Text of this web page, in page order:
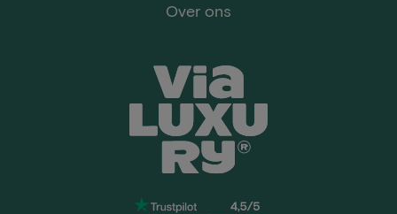
Over ons